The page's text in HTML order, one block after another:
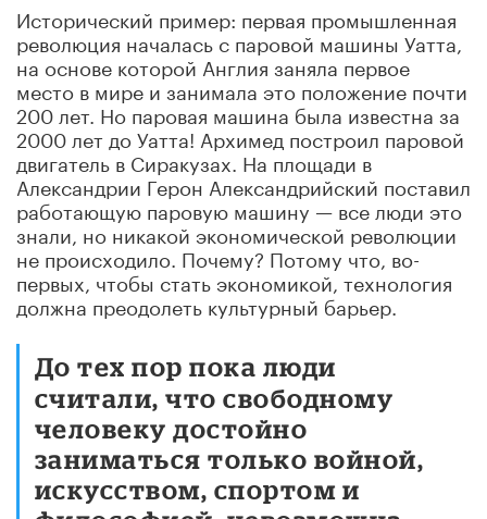
Исторический пример: первая промышленная
революция началась с паровой машины Уатта,
на основе которой Англия заняла первое
место в мире и занимала это положение почти
200 лет. Но паровая машина была известна за
2000 лет до Уатта! Архимед построил паровой
двигатель в Сиракузах. На площади в
Александрии Герон Александрийский поставил
работающую паровую машину — все люди это
знали, но никакой экономической революции
не происходило. Почему? Потому что, во-
первых, чтобы стать экономикой, технология
должна преодолеть культурный барьер.
До тех пор пока люди
считали, что свободному
человеку достойно
заниматься только войной,
искусством, спортом и